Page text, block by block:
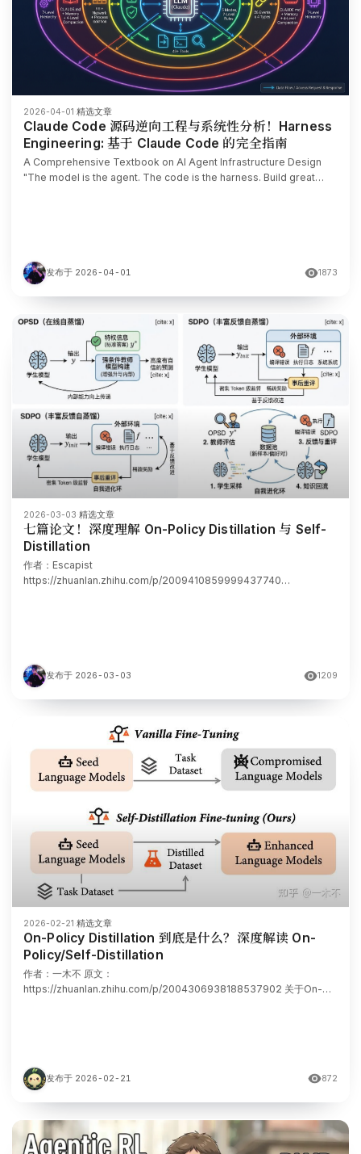
2026-04-01 精选文章
Claude Code 源码逆向工程与系统性分析！Harness
Engineering: 基于 Claude Code 的完全指南
A Comprehensive Textbook on AI Agent Infrastructure Design
"The model is the agent. The code is the harness. Build great
发布于 2026-04-01 1873
2026-03-03 精选文章
七篇论文！深度理解 On-Policy Distillation 与 Self-
Distillation
作者：Escapist
https://zhuanlan.zhihu.com/p/2009410859999437740
发布于 2026-03-03 1209
2026-02-21 精选文章
On-Policy Distillation 到底是什么？深度解读 On-
Policy/Self-Distillation
作者：一木不 原文：
https://zhuanlan.zhihu.com/p/2004306938188537902 关于On-
发布于 2026-02-21 872